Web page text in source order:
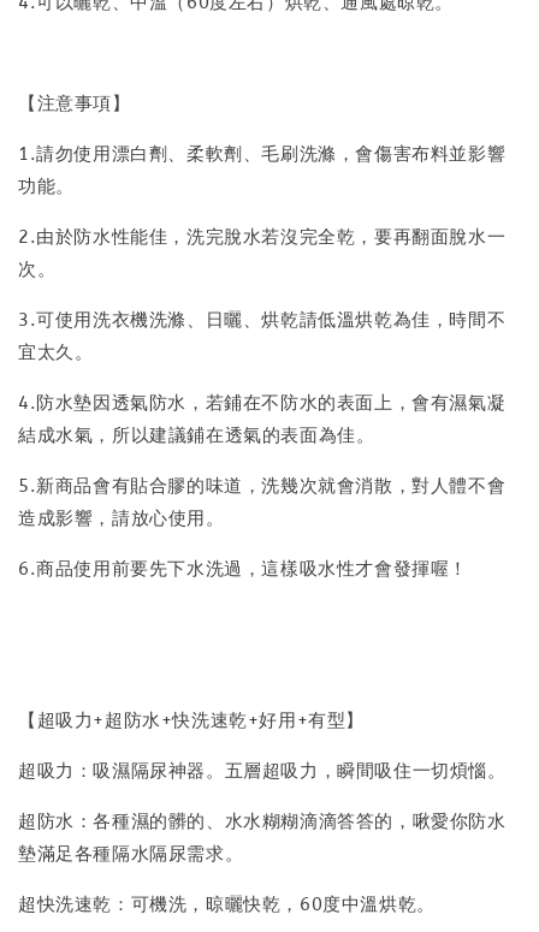
【注意事項】
1.請勿使用漂白劑、柔軟劑、毛刷洗滌，會傷害布料並影響
功能。
2.由於防水性能佳，洗完脫水若沒完全乾，要再翻面脫水一
次。
3.可使用洗衣機洗滌、日曬、烘乾請低溫烘乾為佳，時間不
宜太久。
4.防水墊因透氣防水，若鋪在不防水的表面上，會有濕氣凝
結成水氣，所以建議鋪在透氣的表面為佳。
5.新商品會有貼合膠的味道，洗幾次就會消散，對人體不會
造成影響，請放心使用。
6.商品使用前要先下水洗過，這樣吸水性才會發揮喔！
【超吸力+超防水+快洗速乾+好用+有型】
超吸力：吸濕隔尿神器。五層超吸力，瞬間吸住一切煩惱。
超防水：各種濕的髒的、水水糊糊滴滴答答的，啾愛你防水
墊滿足各種隔水隔尿需求。
超快洗速乾：可機洗，晾曬快乾，60度中溫烘乾。